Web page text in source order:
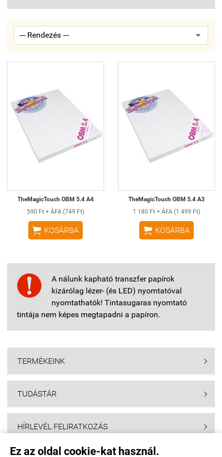
Ez az oldal cookie-kat használ.
TheMagicTouch OBM 5.4 A4
590 Ft + ÁFA (749 Ft)
 KOSÁRBA
TheMagicTouch OBM 5.4 A3
1 180 Ft + ÁFA (1 499 Ft)
 KOSÁRBA
A nálunk kapható transzfer papírok
kizárólag lézer- (és LED) nyomtatóval
nyomtathatók! Tintasugaras nyomtató
tintája nem képes megtapadni a papíron.
TERMÉKEINK 
TUDÁSTÁR 
HÍRLEVÉL FELIRATKOZÁS 